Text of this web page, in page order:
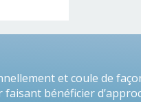
et coule de
bénéficier